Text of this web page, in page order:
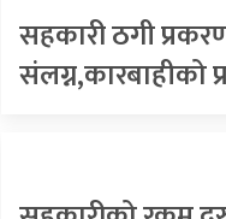
सहकारी ठगी
संलग्न,कारबाहीको